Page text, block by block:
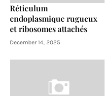
Réticulum
endoplasmique rugueux
et ribosomes attachés
December 14, 2025